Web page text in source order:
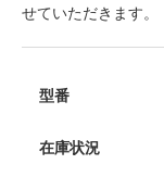
せていただきます。
型番
在庫状況